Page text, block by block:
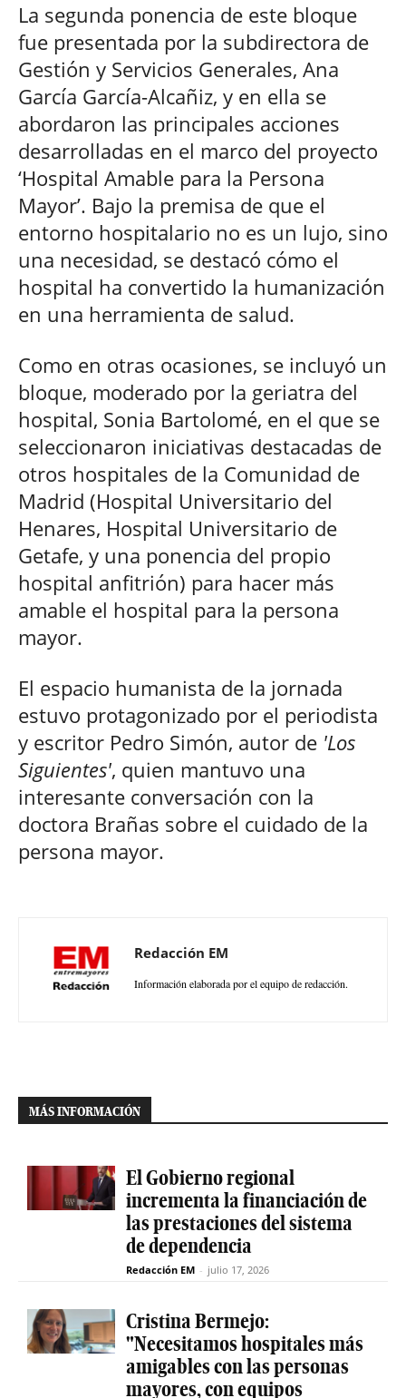
La segunda ponencia de este bloque
fue presentada por la subdirectora de
Gestión y Servicios Generales, Ana
García García-Alcañiz, y en ella se
abordaron las principales acciones
desarrolladas en el marco del proyecto
‘Hospital Amable para la Persona
Mayor’. Bajo la premisa de que el
entorno hospitalario no es un lujo, sino
una necesidad, se destacó cómo el
hospital ha convertido la humanización
en una herramienta de salud.
Como en otras ocasiones, se incluyó un
bloque, moderado por la geriatra del
hospital, Sonia Bartolomé, en el que se
seleccionaron iniciativas destacadas de
otros hospitales de la Comunidad de
Madrid (Hospital Universitario del
Henares, Hospital Universitario de
Getafe, y una ponencia del propio
hospital anfitrión) para hacer más
amable el hospital para la persona
mayor.
El espacio humanista de la jornada
estuvo protagonizado por el periodista
y escritor Pedro Simón, autor de 'Los
Siguientes', quien mantuvo una
interesante conversación con la
doctora Brañas sobre el cuidado de la
persona mayor.
Redacción EM
Información elaborada por el equipo de redacción.
MÁS INFORMACIÓN
El Gobierno regional
incrementa la financiación de
las prestaciones del sistema
de dependencia
Redacción EM - julio 17, 2026
Cristina Bermejo:
"Necesitamos hospitales más
amigables con las personas
mayores, con equipos